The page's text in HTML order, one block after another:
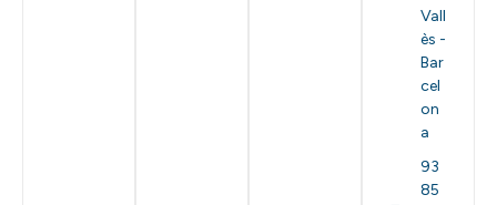
Vall
ès -
Bar
cel
on
a
93
85